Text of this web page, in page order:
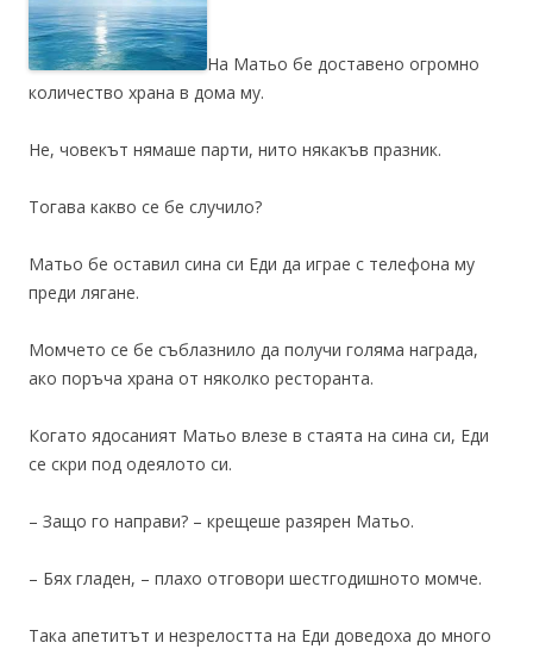
На Матьо бе доставено огромно
количество храна в дома му.
Не, човекът нямаше парти, нито някакъв празник.
Тогава какво се бе случило?
Матьо бе оставил сина си Еди да играе с телефона му
преди лягане.
Момчето се бе съблазнило да получи голяма награда,
ако поръча храна от няколко ресторанта.
Когато ядосаният Матьо влезе в стаята на сина си, Еди
се скри под одеялото си.
– Защо го направи? – крещеше разярен Матьо.
– Бях гладен, – плахо отговори шестгодишното момче.
Така апетитът и незрелостта на Еди доведоха до много